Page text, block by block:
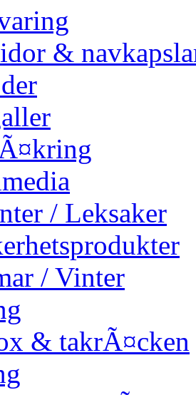
&
/ Leksaker
/ Vinter
& takrÃ¤cken